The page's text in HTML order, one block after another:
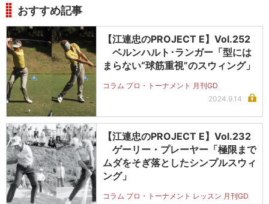
おすすめ記事
【江連忠のPROJECT E】Vol.252
ベルンハルト･ランガー「型には
まらない“球筋重視”のスウィング」
コラム プロ・トーナメント 月刊GD
2024.9.14
【江連忠のPROJECT E】Vol.232
ゲーリー・プレーヤー「極限まで
ムダをそぎ落としたシンプルスウィ
ング」
コラム プロ・トーナメント レッスン 月刊GD